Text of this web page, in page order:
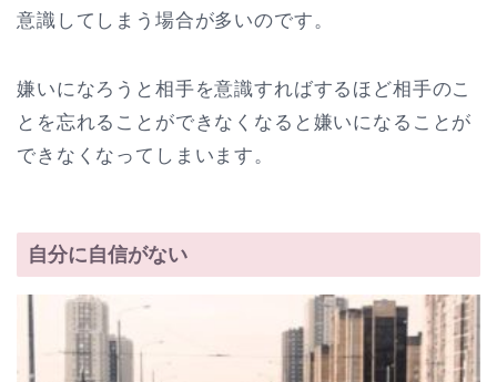
意識してしまう場合が多いのです。
嫌いになろうと相手を意識すればするほど相手のこ
とを忘れることができなくなると嫌いになることが
できなくなってしまいます。
自分に自信がない